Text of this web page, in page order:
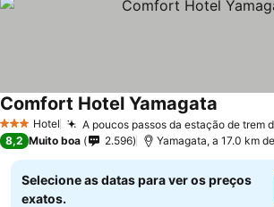
3 EstrelasHotel A poucos passos da estação de trem
Comfort Hotel Yamagata
8,2 Muito boa 2.596 Yamagata, a 17.0 km
Selecione as datas para ver os preços
exatos.